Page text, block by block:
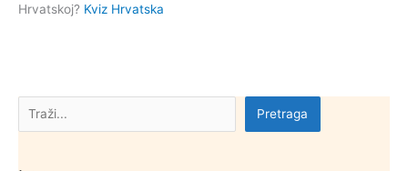
Pretraga Pretraga
Hrvatskoj? Kviz Hrvatska